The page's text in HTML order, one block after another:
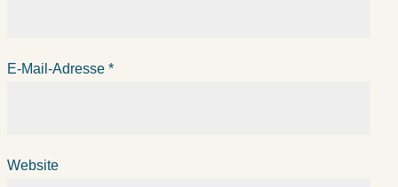
E-Mail-Adresse *
Website